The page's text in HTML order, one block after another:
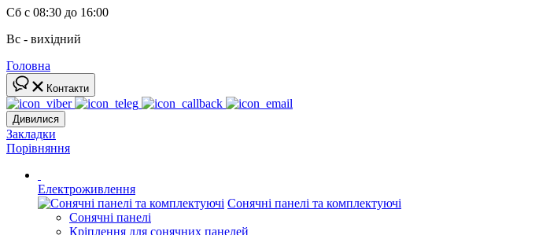
Сб с 08:30 до 16:00
Вс - вихідний
Головна
Контакти
Дивилися
Закладки
Порівняння
Електроживлення
Сонячні панелі та комплектуючі
Сонячні панелі
Кріплення для сонячних панелей